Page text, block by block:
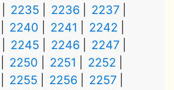
2235 2236
2237
2240 2241
2242
2245 2246
2247
2250 2251
2252
2255 2256
2257